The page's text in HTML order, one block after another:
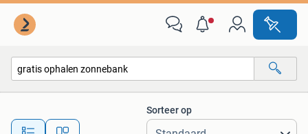
Alle afstanden…
Sorteer op